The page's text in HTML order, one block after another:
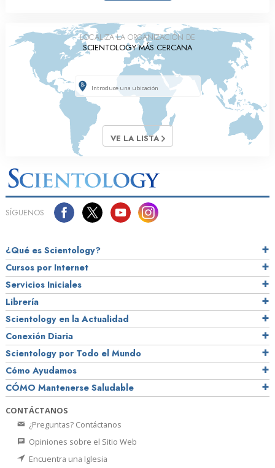
LOCALIZA LA ORGANIZACIÓN DE
SCIENTOLOGY MÁS CERCANA
VE LA LISTA
SÍGUENOS
¿Qué es Scientology?
Cursos por Internet
Servicios Iniciales
Librería
Scientology en la Actualidad
Conexión Diaria
Scientology por Todo el Mundo
Cómo Ayudamos
CÓMO Mantenerse Saludable
CONTÁCTANOS
¿Preguntas? Contáctanos
Opiniones sobre el Sitio Web
Encuentra una Iglesia